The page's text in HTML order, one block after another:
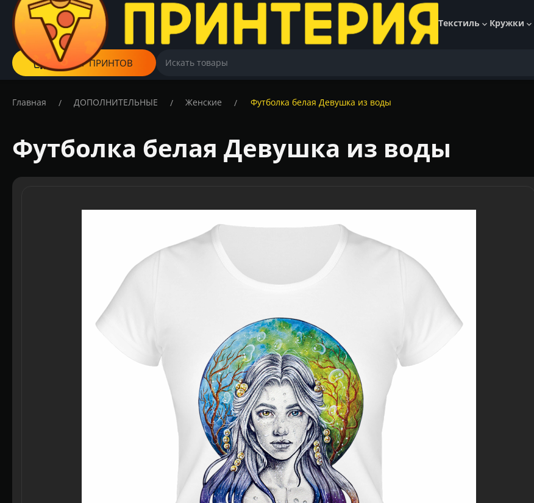
Текстиль Кружки
КАТАЛОГ ПРИНТОВ
Главная / ДОПОЛНИТЕЛЬНЫЕ / Женские / Футболка белая Девушка из воды
Футболка белая Девушка из воды